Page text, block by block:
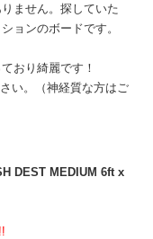
ません。探していた
ョンのボードです。
おり綺麗です！
い。（神経質な方はご
DEST MEDIUM 6ft x